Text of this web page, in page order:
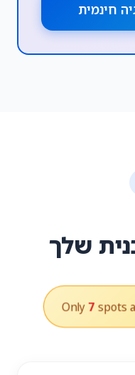
חינמית
שלך
Only7 spots